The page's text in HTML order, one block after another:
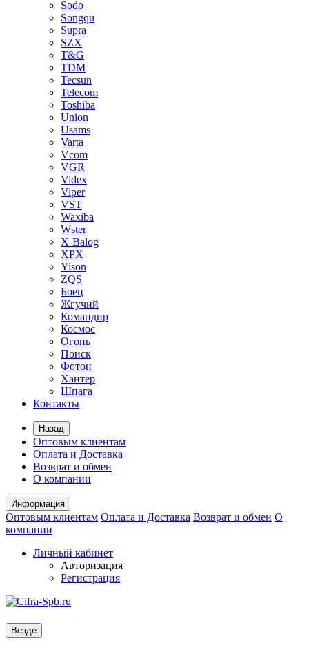
Sodo
Songqu
Supra
SZX
T&G
TDM
Tecsun
Telecom
Toshiba
Union
Usams
Varta
Vcom
VGR
Videx
Viper
VST
Waxiba
Wster
X-Balog
XPX
Yison
ZQS
Боец
Жгучий
Командир
Космос
Огонь
Поиск
Фотон
Хантер
Шпага
Контакты
Назад
Оптовым клиентам
Оплата и Доставка
Возврат и обмен
О компании
Информация
Оптовым клиентам Оплата и Доставка Возврат и обмен О
компании
Личный кабинет
Авторизация
Регистрация
Везде